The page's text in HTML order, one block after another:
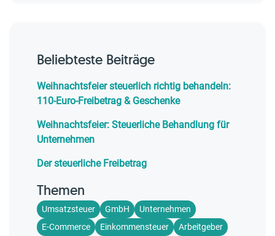
Beliebteste Beiträge
Weihnachtsfeier steuerlich richtig behandeln:
110-Euro-Freibetrag & Geschenke
Weihnachtsfeier: Steuerliche Behandlung für
Unternehmen
Der steuerliche Freibetrag
Themen
Umsatzsteuer GmbH
Unternehmen
E-Commerce
Einkommensteuer Arbeitgeber